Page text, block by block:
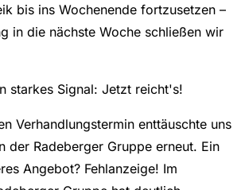
bis ins Wochenende fortzusetzen –
in die nächste Woche schließen wir
starkes Signal: Jetzt reicht's!
Verhandlungstermin enttäuschte uns
der Radeberger Gruppe erneut. Ein
Angebot? Fehlanzeige! Im